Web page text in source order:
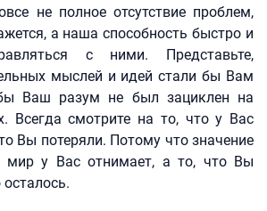
не полное отсутствие проблем,
а наша способность быстро и
с ними. Представьте,
мыслей и идей стали бы Вам
Ваш разум не был зациклен на
Всегда смотрите на то, что у Вас
Вы потеряли. Потому что значение
мир у Вас отнимает, а то, что Вы
осталось.